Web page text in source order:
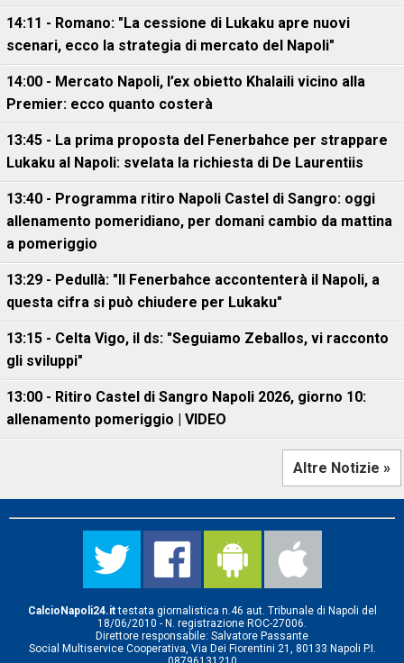
14:11 - Romano: "La cessione di Lukaku apre nuovi
scenari, ecco la strategia di mercato del Napoli"
14:00 - Mercato Napoli, l’ex obietto Khalaili vicino alla
Premier: ecco quanto costerà
13:45 - La prima proposta del Fenerbahce per strappare
Lukaku al Napoli: svelata la richiesta di De Laurentiis
13:40 - Programma ritiro Napoli Castel di Sangro: oggi
allenamento pomeridiano, per domani cambio da mattina
a pomeriggio
13:29 - Pedullà: "Il Fenerbahce accontenterà il Napoli, a
questa cifra si può chiudere per Lukaku"
13:15 - Celta Vigo, il ds: "Seguiamo Zeballos, vi racconto
gli sviluppi"
13:00 - Ritiro Castel di Sangro Napoli 2026, giorno 10:
allenamento pomeriggio | VIDEO
Altre Notizie »
CalcioNapoli24.ittestata giornalistica n.46 aut. Tribunale di Napoli del
18/06/2010 - N. registrazione ROC-27006.
Direttore responsabile: Salvatore Passante
Social Multiservice Cooperativa, Via Dei Fiorentini 21, 80133 Napoli P.I.